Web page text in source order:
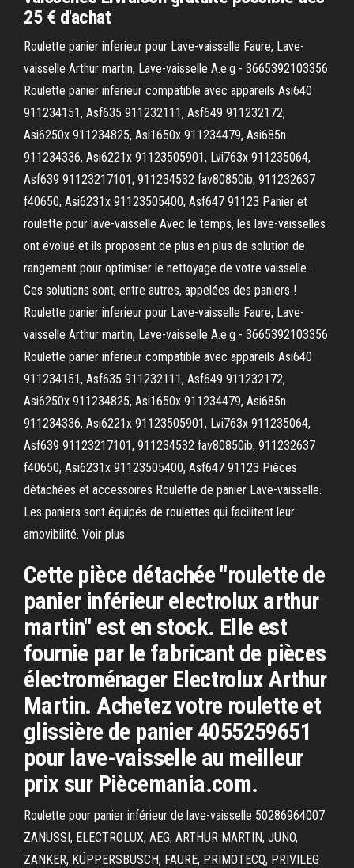
25 € d'achat
Roulette panier inferieur pour Lave-vaisselle Faure, Lave-
vaisselle Arthur martin, Lave-vaisselle A.e.g - 3665392103356
Roulette panier inferieur compatible avec appareils Asi640
911234151, Asf635 911232111, Asf649 911232172,
Asi6250x 911234825, Asi1650x 911234479, Asi685n
911234336, Asi6221x 91123505901, Lvi763x 911235064,
Asf639 91123217101, 911234532 fav80850ib, 911232637
f40650, Asi6231x 91123505400, Asf647 91123 Panier et
roulette pour lave-vaisselle Avec le temps, les lave-vaisselles
ont évolué et ils proposent de plus en plus de solution de
rangement pour optimiser le nettoyage de votre vaisselle .
Ces solutions sont, entre autres, appelées des paniers !
Roulette panier inferieur pour Lave-vaisselle Faure, Lave-
vaisselle Arthur martin, Lave-vaisselle A.e.g - 3665392103356
Roulette panier inferieur compatible avec appareils Asi640
911234151, Asf635 911232111, Asf649 911232172,
Asi6250x 911234825, Asi1650x 911234479, Asi685n
911234336, Asi6221x 91123505901, Lvi763x 911235064,
Asf639 91123217101, 911234532 fav80850ib, 911232637
f40650, Asi6231x 91123505400, Asf647 91123 Pièces
détachées et accessoires Roulette de panier Lave-vaisselle.
Les paniers sont équipés de roulettes qui facilitent leur
amovibilité. Voir plus
Cette pièce détachée "roulette de
panier inférieur electrolux arthur
martin" est en stock. Elle est
fournie par le fabricant de pièces
électroménager Electrolux Arthur
Martin. Achetez votre roulette et
glissière de panier 4055259651
pour lave-vaisselle au meilleur
prix sur Piècemania.com.
Roulette pour panier inférieur de lave-vaisselle 50286964007
ZANUSSI, ELECTROLUX, AEG, ARTHUR MARTIN, JUNO,
ZANKER, KÜPPERSBUSCH, FAURE, PRIMOTECQ, PRIVILEG